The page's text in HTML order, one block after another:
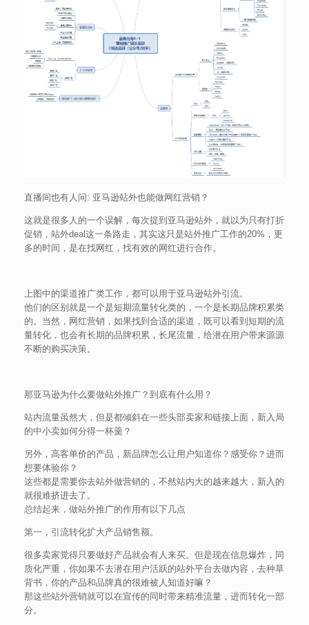
直播间也有人问: 亚马逊站外也能做网红营销？
这就是很多人的一个误解，每次提到亚马逊站外，就以为只有打折
促销，站外deal这一条路走，其实这只是站外推广工作的20%，更
多的时间，是在找网红，找有效的网红进行合作。
上图中的渠道推广类工作，都可以用于亚马逊站外引流。
他们的区别就是一个是短期流量转化类的，一个是长期品牌积累类
的。当然，网红营销，如果找到合适的渠道，既可以看到短期的流
量转化，也会有长期的品牌积累，长尾流量，给潜在用户带来源源
不断的购买决策。
那亚马逊为什么要做站外推广？到底有什么用？
站内流量虽然大，但是都倾斜在一些头部卖家和链接上面，新入局
的中小卖如何分得一杯羹？
另外，高客单价的产品，新品牌怎么让用户知道你？感受你？进而
想要体验你？
这些都是需要你去站外做营销的，不然站内大的越来越大，新入的
就很难挤进去了。
总结起来，做站外推广的作用有以下几点
第一，引流转化扩大产品销售额。
很多卖家觉得只要做好产品就会有人来买。但是现在信息爆炸，同
质化严重，你如果不去潜在用户活跃的站外平台去做内容，去种草
背书，你的产品和品牌真的很难被人知道好嘛？
那这些站外营销就可以在宣传的同时带来精准流量，进而转化一部
分。